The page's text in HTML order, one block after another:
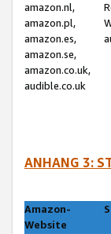
amazon.nl,
amazon.pl,
amazon.es,
amazon.se,
amazon.co.uk,
audible.co.uk
ANHANG 3:
Amazon-
Website